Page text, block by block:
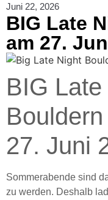
Juni 22, 2026
BIG Late
am 27.
BIG
27. Juni
Sommerabende sind
zu werden. Deshalb